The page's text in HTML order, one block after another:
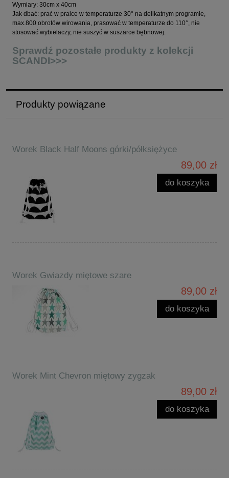
Wymiary: 30cm x 40cm
Jak dbać: prać w pralce w temperaturze 30° na delikatnym programie,
max.800 obrotów wirowania, prasować w temperaturze do 110°, nie
stosować wybielaczy, nie suszyć w suszarce bębnowej.
Sprawdź pozostałe produkty z kolekcji
SCANDI>>>
Produkty powiązane
Worek Black Half Moons górki/półksiężyce
89,00 zł
do koszyka
Worek Gwiazdy miętowe szare
89,00 zł
do koszyka
Worek Mint Chevron miętowy zygzak
89,00 zł
do koszyka